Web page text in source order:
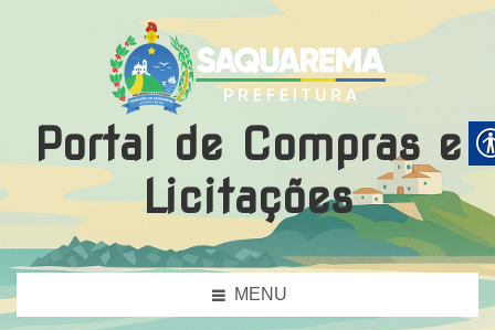
Portal de Compras e
Licitações
MENU